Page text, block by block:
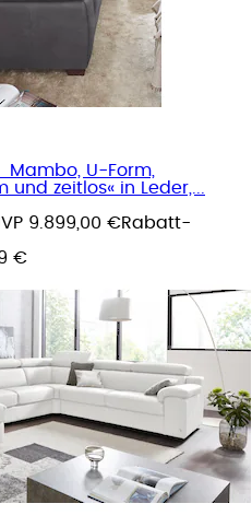
U-Form,
zeitlos« in Leder,...
9.899,00 €Rabatt-
€